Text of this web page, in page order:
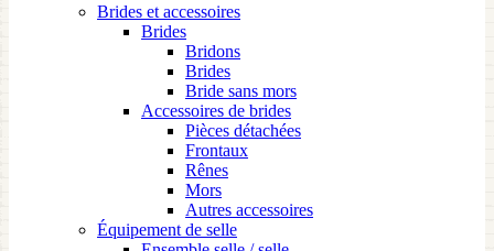
Brides et accessoires
Brides
Bridons
Brides
Bride sans mors
Accessoires de brides
Pièces détachées
Frontaux
Rênes
Mors
Autres accessoires
Équipement de selle